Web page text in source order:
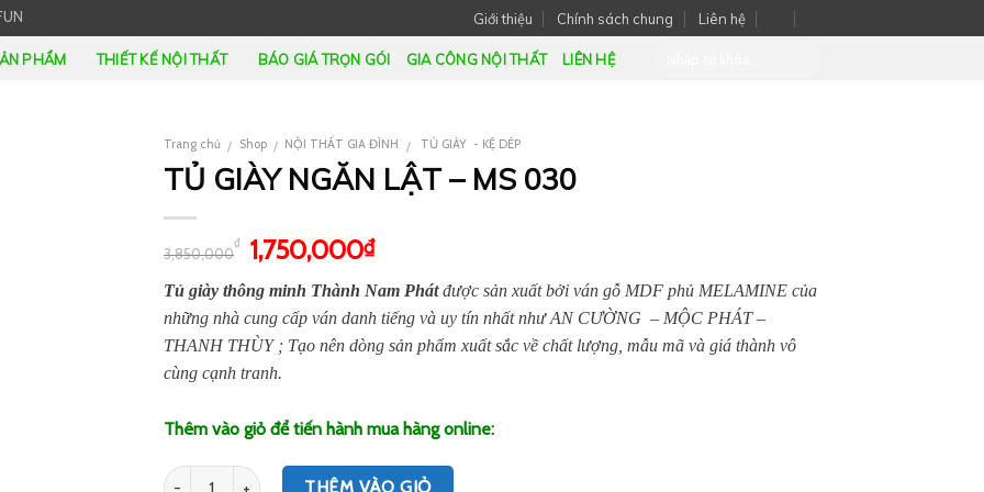
Giới thiệu Chính sách chung Liên hệ
PHẨM THIẾT KẾ NỘI THẤT BÁO GIÁ TRỌN GÓI GIA CÔNG NỘI THẤT LIÊN HỆ
Trang chủ / Shop / NỘI THẤT GIA ĐÌNH / TỦ GIÀY - KỆ DÉP
TỦ GIÀY NGĂN LẬT – MS 030
3,850,000
₫ 1,750,000₫
Tủ giày thông minh Thành Nam Phátđược sản xuất bởi ván gỗ MDF phủ MELAMINE của
những nhà cung cấp ván danh tiếng và uy tín nhất như AN CƯỜNG – MỘC PHÁT –
THANH THÙY ; Tạo nên dòng sản phẩm xuất sắc về chất lượng, mẫu mã và giá thành vô
cùng cạnh tranh.
Thêm vào giỏ để tiến hành mua hàng online:
Số lượng THÊM VÀO GIỎ